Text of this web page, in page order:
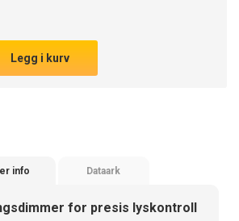
Legg i kurv
info Dataark
for presis lyskontroll